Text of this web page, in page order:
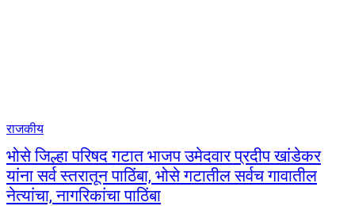
राजकीय
भोसे जिल्हा परिषद गटात भाजप उमेदवार प्रदीप खांडेकर
यांना सर्व स्तरातून पाठिंबा, भोसे गटातील सर्वच गावातील
नेत्यांचा, नागरिकांचा पाठिंबा